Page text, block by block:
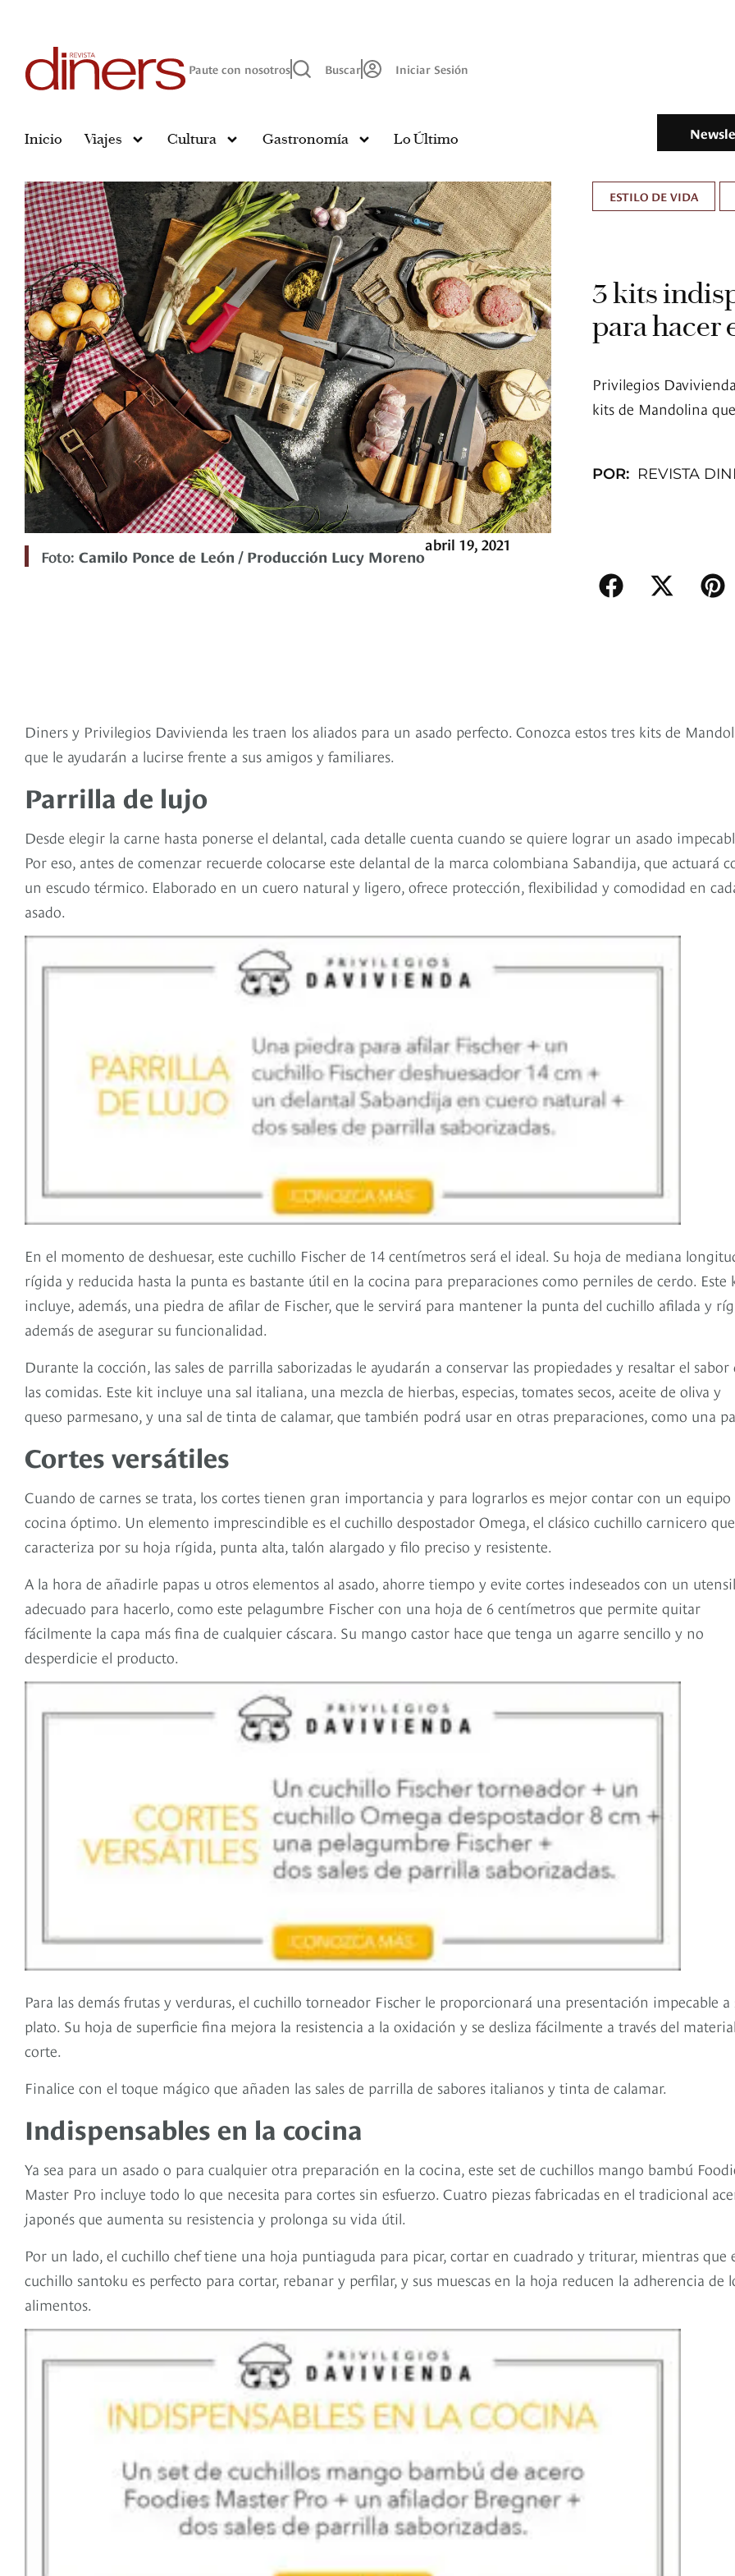
Paute con nosotros Buscar Iniciar Sesión
Inicio Viajes Cultura Gastronomía Lo Último
Foto: Camilo Ponce de León / Producción Lucy Moreno
abril 19, 2021
ESTILO DE VIDA
3 kits
para hacer
Privilegios
kits de Mandolina
POR: REVISTA
Diners y Privilegios Davivienda les traen los aliados para un asado perfecto. Conozca estos tres kits de
que le ayudarán a lucirse frente a sus amigos y familiares.
Parrilla de lujo
Desde elegir la carne hasta ponerse el delantal, cada detalle cuenta cuando se quiere lograr un asado
Por eso, antes de comenzar recuerde colocarse este delantal de la marca colombiana Sabandija, que actuará
un escudo térmico. Elaborado en un cuero natural y ligero, ofrece protección, flexibilidad y comodidad en
asado.
En el momento de deshuesar, este cuchillo Fischer de 14 centímetros será el ideal. Su hoja de mediana
rígida y reducida hasta la punta es bastante útil en la cocina para preparaciones como perniles de cerdo. Este
incluye, además, una piedra de afilar de Fischer, que le servirá para mantener la punta del cuchillo afilada y
además de asegurar su funcionalidad.
Durante la cocción, las sales de parrilla saborizadas le ayudarán a conservar las propiedades y resaltar el sabor
las comidas. Este kit incluye una sal italiana, una mezcla de hierbas, especias, tomates secos, aceite de oliva y
queso parmesano, y una sal de tinta de calamar, que también podrá usar en otras preparaciones, como una
Cortes versátiles
Cuando de carnes se trata, los cortes tienen gran importancia y para lograrlos es mejor contar con un equipo
cocina óptimo. Un elemento imprescindible es el cuchillo despostador Omega, el clásico cuchillo carnicero
caracteriza por su hoja rígida, punta alta, talón alargado y filo preciso y resistente.
A la hora de añadirle papas u otros elementos al asado, ahorre tiempo y evite cortes indeseados con un
adecuado para hacerlo, como este pelagumbre Fischer con una hoja de 6 centímetros que permite quitar
fácilmente la capa más fina de cualquier cáscara. Su mango castor hace que tenga un agarre sencillo y no
desperdicie el producto.
Para las demás frutas y verduras, el cuchillo torneador Fischer le proporcionará una presentación impecable a
plato. Su hoja de superficie fina mejora la resistencia a la oxidación y se desliza fácilmente a través del
corte.
Finalice con el toque mágico que añaden las sales de parrilla de sabores italianos y tinta de calamar.
Indispensables en la cocina
Ya sea para un asado o para cualquier otra preparación en la cocina, este set de cuchillos mango bambú
Master Pro incluye todo lo que necesita para cortes sin esfuerzo. Cuatro piezas fabricadas en el tradicional
japonés que aumenta su resistencia y prolonga su vida útil.
Por un lado, el cuchillo chef tiene una hoja puntiaguda para picar, cortar en cuadrado y triturar, mientras que
cuchillo santoku es perfecto para cortar, rebanar y perfilar, y sus muescas en la hoja reducen la adherencia de
alimentos.